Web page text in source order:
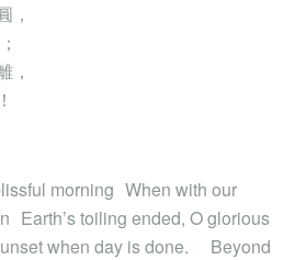
，
，
morning When with our
Earth’s toiling ended, O glorious
when day is done. Beyond